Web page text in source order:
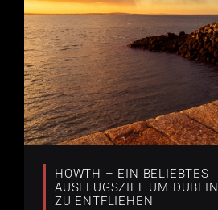
HOWTH – EIN BELIEBTES
AUSFLUGSZIEL UM DUBLIN
ZU ENTFLIEHEN